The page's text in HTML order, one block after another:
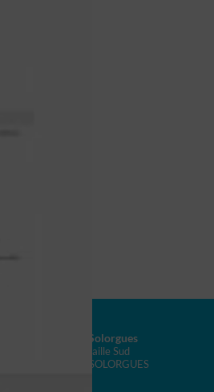
Agence Nages-et-Solorgues
100 chemin de la Draille Sud
30114 NAGES-ET-SOLORGUES